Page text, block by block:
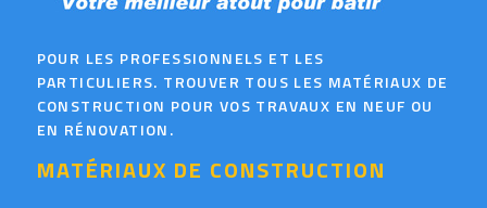
POUR LES PROFESSIONNELS ET LES
PARTICULIERS. TROUVER TOUS LES MATÉRIAUX DE
CONSTRUCTION POUR VOS TRAVAUX EN NEUF OU
EN RÉNOVATION.
MATÉRIAUX DE CONSTRUCTION